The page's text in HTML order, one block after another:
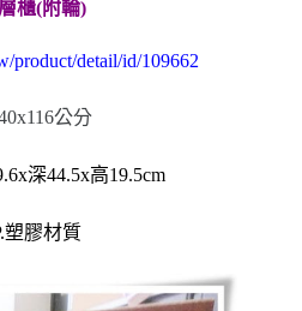
櫃(附輪)
product/detail/id/109662
公分
深44.5x高19.5cm
塑膠材質